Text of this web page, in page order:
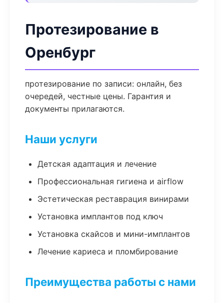
Протезирование в
Оренбург
протезирование по записи: онлайн, без
очередей, честные цены. Гарантия и
документы прилагаются.
Наши услуги
Детская адаптация и лечение
Профессиональная гигиена и airflow
Эстетическая реставрация винирами
Установка имплантов под ключ
Установка скайсов и мини-имплантов
Лечение кариеса и пломбирование
Преимущества работы с нами